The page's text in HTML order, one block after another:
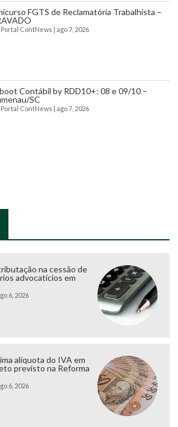
FGTS de Reclamatória Trabalhista –
Portal ContNews ago 7, 2026
Contábil by RDD10+: 08 e 09/10 –
SC
Portal ContNews ago 7, 2026
na cessão de
advocatícios em
6, 2026
alíquota do IVA em
previsto na Reforma
6, 2026